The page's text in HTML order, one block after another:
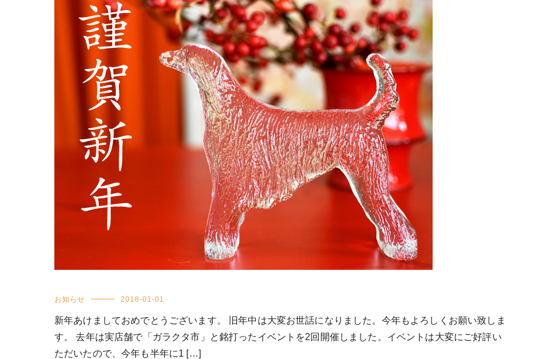
お知らせ 2018-01-01
新年あけましておめでとうございます。 旧年中は大変お世話になりました。今年もよろしくお願い致しま
す。 去年は実店舗で「ガラクタ市」と銘打ったイベントを2回開催しました。イベントは大変にご好評い
ただいたので、今年も半年に1 […]